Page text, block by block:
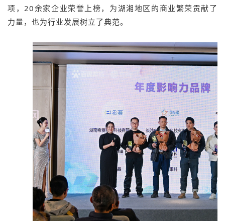
项，20余家企业荣誉上榜，为湖湘地区的商业繁荣贡献了
力量，也为行业发展树立了典范。